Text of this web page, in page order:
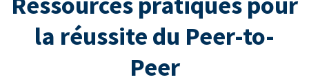
la réussite du Peer-to-
Peer